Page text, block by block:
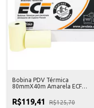
Bobina PDV Térmica
80mmX40m Amarela ECF
R$119,41 R$125,70